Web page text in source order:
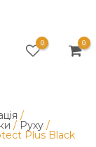
0 0
/
/ Руху /
Plus Black